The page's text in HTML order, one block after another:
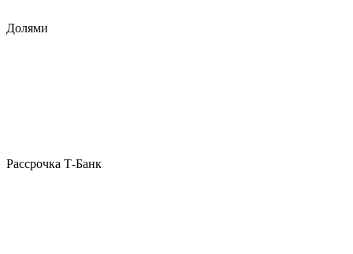
Долями
Рассрочка Т-Банк